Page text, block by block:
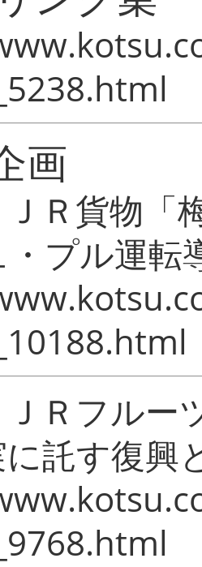
画
Ｒ貨物「
プル運転
Ｒフルー
託す復興